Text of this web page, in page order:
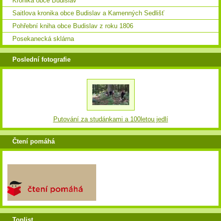
Saitlova kronika obce Budislav a Kamenných Sedlišť
Pohřební kniha obce Budislav z roku 1806
Posekanecká sklárna
Poslední fotografie
Putování za studánkami a 100letou jedlí
Čtení pomáhá